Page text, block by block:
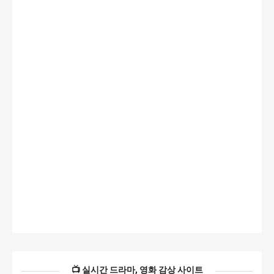
📺 실시간 드라마, 영화 감상 사이트